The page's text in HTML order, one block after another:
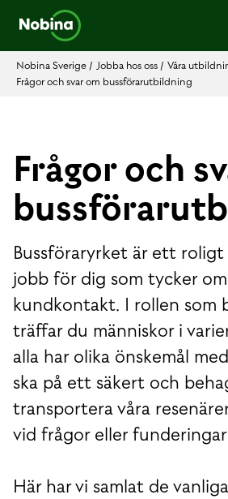
Nobina Sverige / Jobba hos oss / Våra
Frågor och svar om bussförarutbildning
Frågor och
Bussföraryrket är ett
jobb för dig som tycker
kundkontakt. I rollen som
träffar du människor i
alla har olika önskemål
ska på ett säkert och
transportera våra
vid frågor eller
Här har vi samlat de